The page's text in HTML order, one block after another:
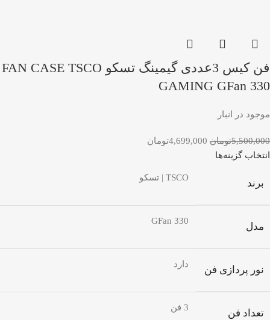
فن کیس 3عددی گیمینگ تسکو FAN CASE TSCO
GAMING GFan 330
موجود در انبار
5,500,000تومان 4,699,000تومان
انتخاب گزینه‌ها
برند TSCO | تسکو
مدل GFan 330
نور پردازی فن دارد
تعداد فن 3 فن